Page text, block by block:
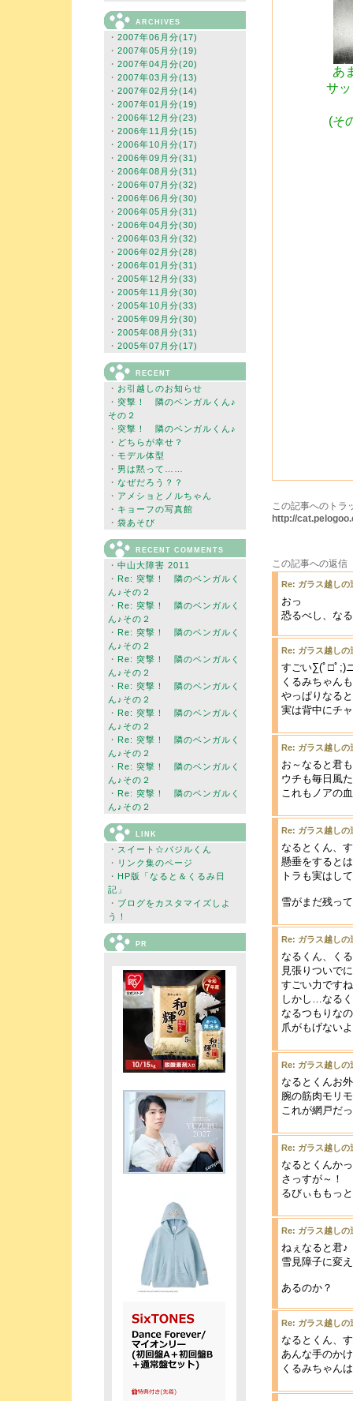
ARCHIVES
・ 2007年06月分(17)
・ 2007年05月分(19)
・ 2007年04月分(20)
・ 2007年03月分(13)
・ 2007年02月分(14)
・ 2007年01月分(19)
・ 2006年12月分(23)
・ 2006年11月分(15)
・ 2006年10月分(17)
・ 2006年09月分(31)
・ 2006年08月分(31)
・ 2006年07月分(32)
・ 2006年06月分(30)
・ 2006年05月分(31)
・ 2006年04月分(30)
・ 2006年03月分(32)
・ 2006年02月分(28)
・ 2006年01月分(31)
・ 2005年12月分(33)
・ 2005年11月分(30)
・ 2005年10月分(33)
・ 2005年09月分(30)
・ 2005年08月分(31)
・ 2005年07月分(17)
RECENT
・ お引越しのお知らせ
・ 突撃！ 隣のベンガルくん♪
その２
・ 突撃！ 隣のベンガルくん♪
・ どちらが幸せ？
・ モデル体型
・ 男は黙って……
・ なぜだろう？？
・ アメショとノルちゃん
・ キョーフの写真館
・ 袋あそび
RECENT COMMENTS
・ 中山大障害 2011
・ Re: 突撃！ 隣のベンガルく
ん♪その２
・ Re: 突撃！ 隣のベンガルく
ん♪その２
・ Re: 突撃！ 隣のベンガルく
ん♪その２
・ Re: 突撃！ 隣のベンガルく
ん♪その２
・ Re: 突撃！ 隣のベンガルく
ん♪その２
・ Re: 突撃！ 隣のベンガルく
ん♪その２
・ Re: 突撃！ 隣のベンガルく
ん♪その２
・ Re: 突撃！ 隣のベンガルく
ん♪その２
・ Re: 突撃！ 隣のベンガルく
ん♪その２
LINK
・ スイート☆バジルくん
・ リンク集のページ
・ HP版「なると＆くるみ日
記」
・ ブログをカスタマイズしよ
う！
PR
あ
サ
(そ
この記事へのトラ
http://
この記事への返信
Re: ガラス越しの
おっ
恐るべし、な
Re: ガラス越しの
すごい∑(ﾟ□ﾟ;)
くるみちゃん
やっぱりなる
実は背中にチ
Re: ガラス越しの
お～なると君
ウチも毎日風
これもノアの
Re: ガラス越しの
なるとくん、
懸垂をすると
トラも実はし
雪がまだ残っ
Re: ガラス越しの
なるくん、く
見張りついで
すごい力です
しかし…なる
なるつもりな
爪がもげない
Re: ガラス越しの
なるとくんお
腕の筋肉モリ
これが網戸だ
Re: ガラス越しの
なるとくんか
さっすが～！
るびぃももっ
Re: ガラス越しの
ねぇなると君♪
雪見障子に変
あるのか？
Re: ガラス越しの
なるとくん、
あんな手のか
くるみちゃん